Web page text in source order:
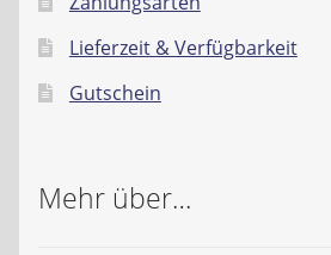
Lieferzeit & Verfügbarkeit
Gutschein
Mehr über…